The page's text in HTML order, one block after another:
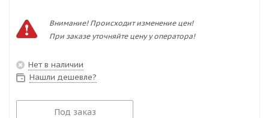
Внимание! Происходит изменение цен!
При заказе уточняйте цену у оператора!
Нет в наличии
Нашли дешевле?
Под заказ